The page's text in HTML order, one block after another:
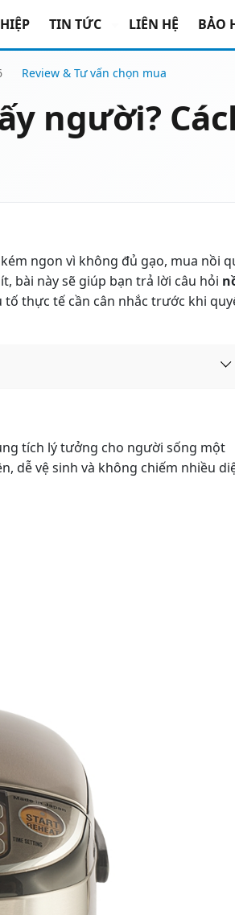
TIN TỨC LIÊN HỆ BẢO
Review & Tư vấn chọn mua
người?
ngon vì không đủ gạo, mua nồi
bài này sẽ giúp bạn trả lời câu hỏi
tố thực tế cần cân nhắc trước khi
tích lý tưởng cho người sống một
dễ vệ sinh và không chiếm nhiều